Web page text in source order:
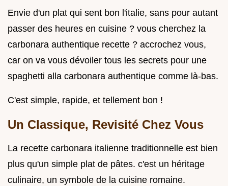
Envie d'un plat qui sent bon l'italie, sans pour autant
passer des heures en cuisine ? vous cherchez la
carbonara authentique recette ? accrochez vous,
car on va vous dévoiler tous les secrets pour une
spaghetti alla carbonara authentique comme là-bas.
C'est simple, rapide, et tellement bon !
Un Classique, Revisité Chez Vous
La recette carbonara italienne traditionnelle est bien
plus qu'un simple plat de pâtes. c'est un héritage
culinaire, un symbole de la cuisine romaine.